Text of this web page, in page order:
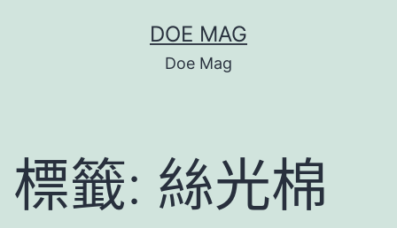
容
DOE MAG
Doe Mag
標籤: 絲光棉